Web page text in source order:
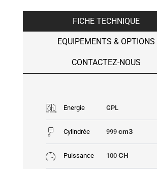
FICHE TECHNIQUE
EQUIPEMENTS & OPTIONS
CONTACTEZ-NOUS
Energie GPL
Cylindrée 999cm3
Puissance 100CH